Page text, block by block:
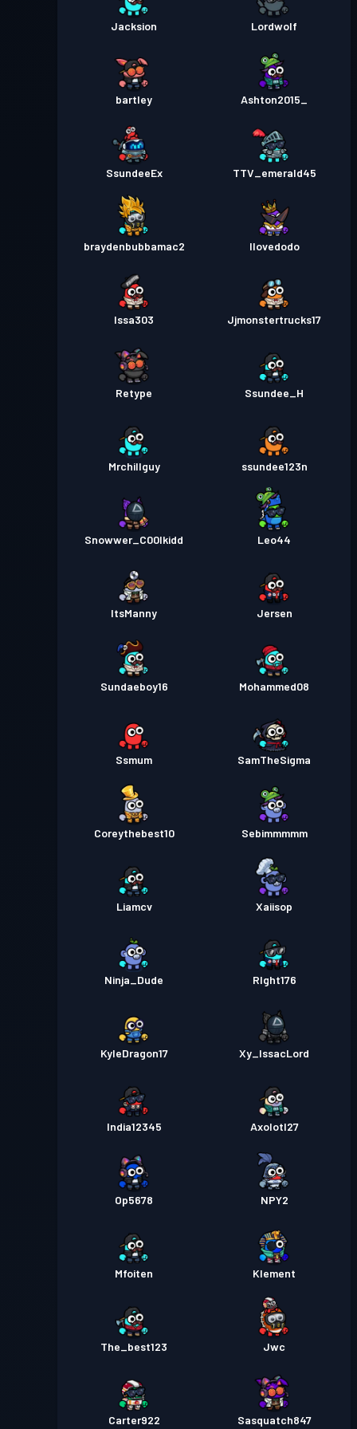
Jacksion Lordwolf
bartley Ashton2015_
SsundeeEx TTV_emerald45
braydenbubbamac2 Ilovedodo
Issa303 Jjmonstertrucks17
Retype Ssundee_H
Mrchillguy ssundee123n
Snowwer_C00lkidd Leo44
ItsManny Jersen
Sundaeboy16 Mohammed08
Ssmum SamTheSigma
Coreythebest10 Sebimmmmm
Liamcv Xaiisop
Ninja_Dude RIght176
KyleDragon17 Xy_IssacLord
India12345 Axolotl27
Op5678 NPY2
Mfoiten Klement
The_best123 Jwc
Carter922 Sasquatch847